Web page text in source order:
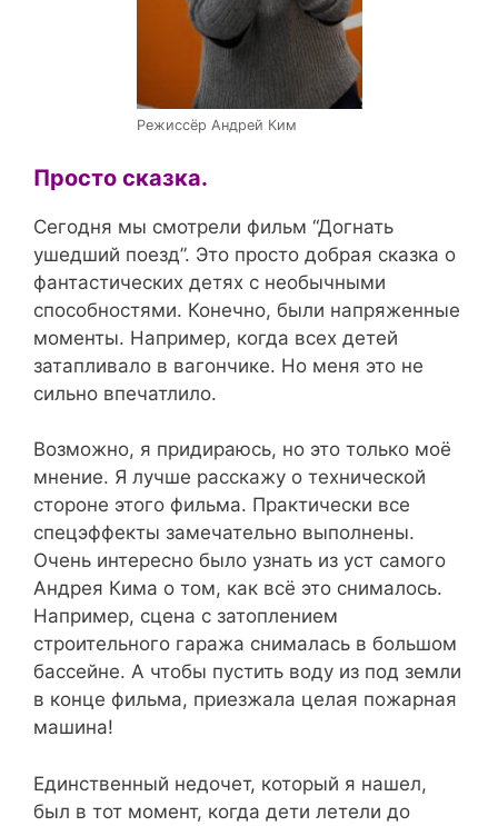
Режиссёр Андрей Ким
Просто сказка.
Сегодня мы смотрели фильм “Догнать
ушедший поезд”. Это просто добрая сказка о
фантастических детях с необычными
способностями. Конечно, были напряженные
моменты. Например, когда всех детей
затапливало в вагончике. Но меня это не
сильно впечатлило.
Возможно, я придираюсь, но это только моё
мнение. Я лучше расскажу о технической
стороне этого фильма. Практически все
спецэффекты замечательно выполнены.
Очень интересно было узнать из уст самого
Андрея Кима о том, как всё это снималось.
Например, сцена с затоплением
строительного гаража снималась в большом
бассейне. А чтобы пустить воду из под земли
в конце фильма, приезжала целая пожарная
машина!
Единственный недочет, который я нашел,
был в тот момент, когда дети летели до